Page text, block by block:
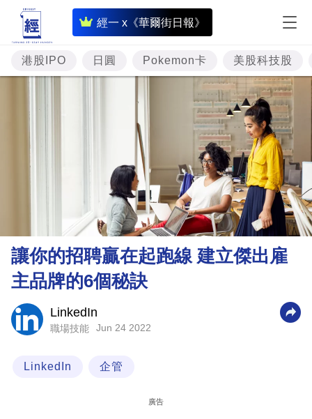
經一 x《華爾街日報》
即
時
財
經
市
財
商
科
港股IPO 日圓 Pokemon卡 美股科技股
讓你的招聘贏在起跑線 建立傑出雇
主品牌的6個秘訣
LinkedIn
職場技能 Jun 24 2022
LinkedIn 企管
廣告